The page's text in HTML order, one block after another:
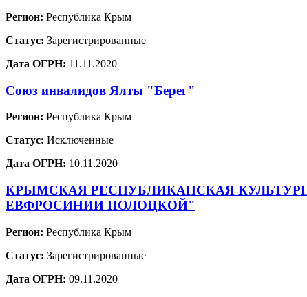
Регион: Республика Крым
Статус: Зарегистрированные
Дата ОГРН: 11.11.2020
Союз инвалидов Ялты "Берег"
Регион: Республика Крым
Статус: Исключенные
Дата ОГРН: 10.11.2020
КРЫМСКАЯ РЕСПУБЛИКАНСКАЯ
ЕВФРОСИНИИ ПОЛОЦКОЙ"
Регион: Республика Крым
Статус: Зарегистрированные
Дата ОГРН: 09.11.2020